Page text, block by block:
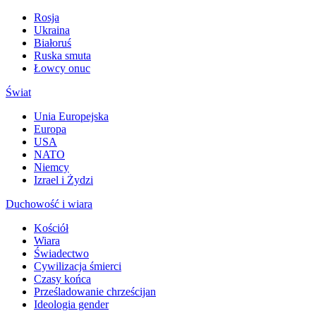
Rosja
Ukraina
Białoruś
Ruska smuta
Łowcy onuc
Świat
Unia Europejska
Europa
USA
NATO
Niemcy
Izrael i Żydzi
Duchowość i wiara
Kościół
Wiara
Świadectwo
Cywilizacja śmierci
Czasy końca
Prześladowanie chrześcijan
Ideologia gender